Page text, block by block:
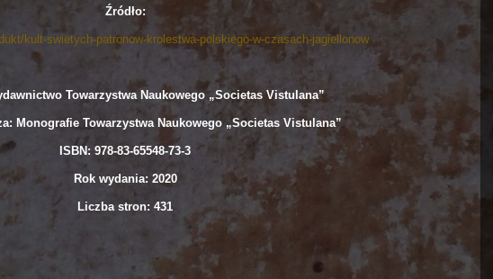
Źródło:
kult-swietych-patronow-krolestwa-polskiego-w-czasach-jagiellonow
Towarzystwa Naukowego „Societas Vistulana”
Monografie Towarzystwa Naukowego „Societas Vistulana”
ISBN: 978-83-65548-73-3
Rok wydania: 2020
Liczba stron: 431